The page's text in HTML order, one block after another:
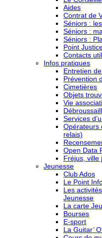
Aides
Contrat de
Séniors :
Séniors :
Séniors :
Point
Contacts
Infos pratiques
Entretien
Prévention
Cimetières
Objets
Vie
Services
Opérateurs
relais)
Open Data
Fréjus, ville
Jeunesse
Club Ados
Le Point
Les
Jeunesse
La carte
Bourses
E-sport
La Guitar’